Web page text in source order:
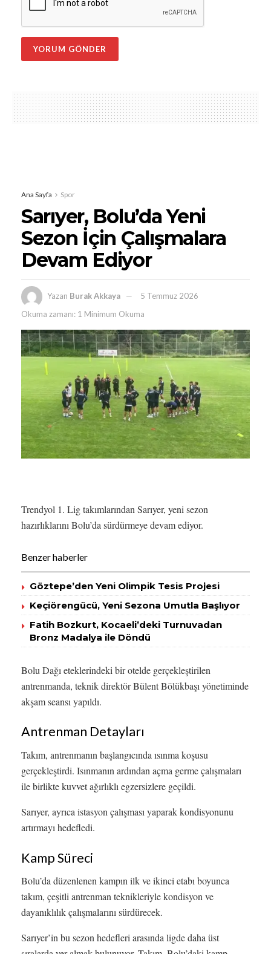
Ana Sayfa Spor
Sarıyer, Bolu’da Yeni
Sezon İçin Çalışmalara
Devam Ediyor
Yazan Burak Akkaya
5 Temmuz 2026
Okuma zamanı: 1 Minimum Okuma
Trendyol 1. Lig takımlarından Sarıyer, yeni sezon
hazırlıklarını Bolu’da sürdürmeye devam ediyor.
Benzer haberler
Göztepe’den Yeni Olimpik Tesis Projesi
Keçiörengücü, Yeni Sezona Umutla Başlıyor
Fatih Bozkurt, Kocaeli’deki Turnuvadan
Bronz Madalya ile Döndü
Bolu Dağı eteklerindeki bir otelde gerçekleştirilen
antrenmanda, teknik direktör Bülent Bölükbaşı yönetiminde
akşam seansı yapıldı.
Antrenman Detayları
Takım, antrenmanın başlangıcında ısınma koşusu
gerçekleştirdi. Isınmanın ardından açma germe çalışmaları
ile birlikte kuvvet ağırlıklı egzersizlere geçildi.
Sarıyer, ayrıca istasyon çalışması yaparak kondisyonunu
artırmayı hedefledi.
Kamp Süreci
Bolu’da düzenlenen kampın ilk ve ikinci etabı boyunca
takım, çeşitli antrenman teknikleriyle kondisyon ve
dayanıklılık çalışmalarını sürdürecek.
Sarıyer’in bu sezon hedefleri arasında ligde daha üst